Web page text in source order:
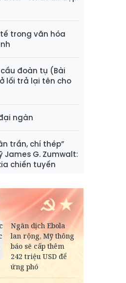
trong văn hóa
đoàn tụ (Bài
lối trả lại tên cho
ngàn
trần, chí thép”
James G. Zumwalt:
chiến tuyến